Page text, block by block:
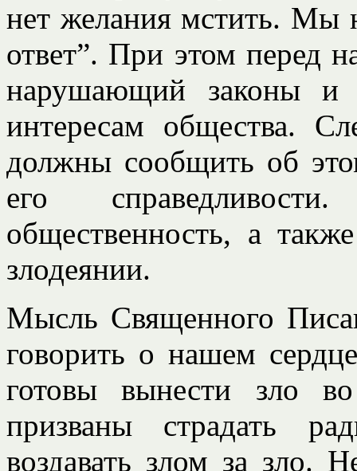
нет желания мстить. Мы
ответ”. При этом перед
нарушающий законы и
интересам общества.
должны сообщить об
его
общественность, а
злодеянии.
Мысль Священного
говорить о нашем
готовы вынести зло
призваны страдать
воздавать злом за зло.